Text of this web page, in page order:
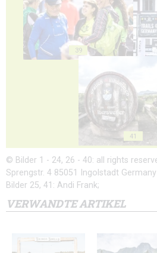
39
41
© Bilder 1 - 24, 26 - 40: all rights
Sprengstr. 4 85051 Ingolstadt
Bilder 25, 41: Andi Frank;
VERWANDTE ARTIKEL